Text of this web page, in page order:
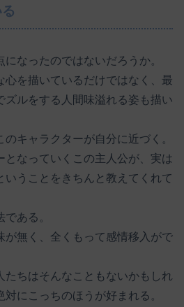
なったのではないだろうか。
心を描いているだけではなく、最
ズルをする人間味溢れる姿も描い
キャラクターが自分に近づく。
となっていくこの主人公が、実は
いうことをきちんと教えてくれて
ある。
が無く、全くもって感情移入がで
たちはそんなこともないかもしれ
にこっちのほうが好まれる。